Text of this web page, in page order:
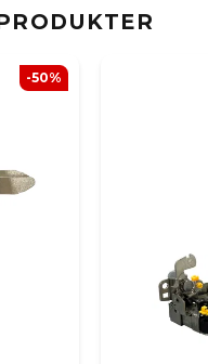
-50%